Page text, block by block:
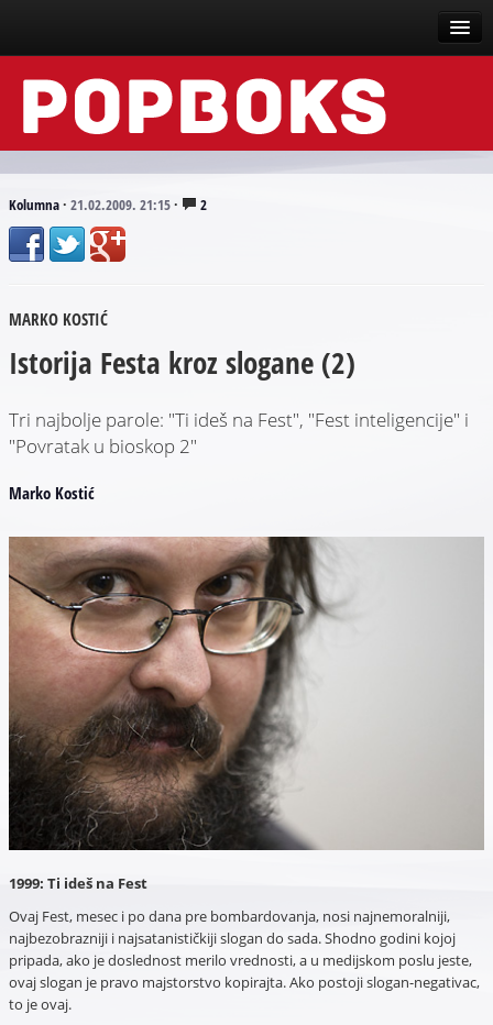
Vesti
Događaji
Tekstovi
Scena
Arhive
Kolumna· 21.02.2009. 21:15· 2
MARKO KOSTIĆ
Istorija Festa kroz slogane (2)
Tri najbolje parole: "Ti ideš na Fest", "Fest inteligencije" i
"Povratak u bioskop 2"
Marko Kostić
1999: Ti ideš na Fest
Ovaj Fest, mesec i po dana pre bombardovanja, nosi najnemoralniji,
najbezobrazniji i najsatanističkiji slogan do sada. Shodno godini kojoj
pripada, ako je doslednost merilo vrednosti, a u medijskom poslu jeste,
ovaj slogan je pravo majstorstvo kopirajta. Ako postoji slogan-negativac,
to je ovaj.